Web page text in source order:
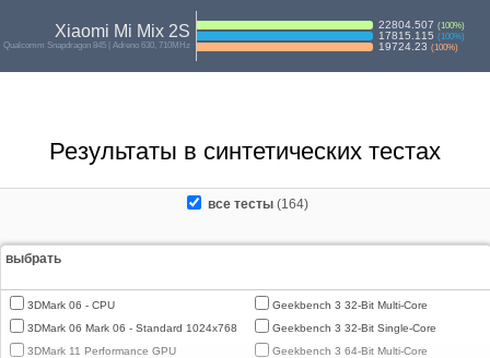
Xiaomi Mi Mix 2S
Qualcomm Snapdragon 845 | Adreno 630, 710MHz
22804.507 (100%)
17815.115 (100%)
19724.23 (100%)
Результаты в синтетических тестах
все тесты(164)
выбрать
3DMark 06 - CPU
3DMark 06 Mark 06 - Standard 1024x768
3DMark 11 Performance GPU
Geekbench 3 32-Bit Multi-Core
Geekbench 3 32-Bit Single-Core
Geekbench 3 64-Bit Multi-Core